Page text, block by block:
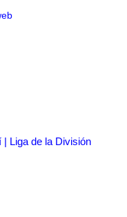
Liga de la División